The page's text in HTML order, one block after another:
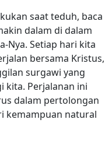
saat teduh, baca
dalam di dalam
Nya. Setiap hari kita
bersama Kristus,
surgawi yang
kita. Perjalanan ini
dalam pertolongan
kemampuan natural